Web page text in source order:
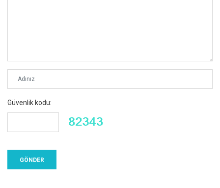
Güvenlik kodu: